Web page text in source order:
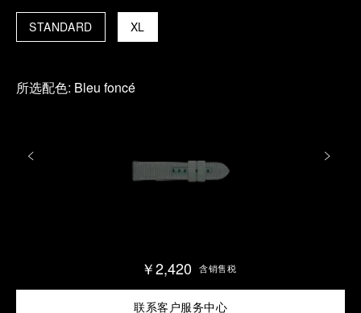
XL
STANDARD
所选配色: Bleu foncé
￥2,420 含销售税
联系客户服务中心